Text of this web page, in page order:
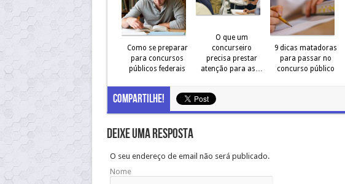
Como se preparar
para concursos
públicos federais
O que um
concurseiro
precisa prestar
atenção para as…
9 dicas matadoras
para passar no
concurso público
Compartilhe!
Deixe uma resposta
O seu endereço de email não será publicado.
Nome